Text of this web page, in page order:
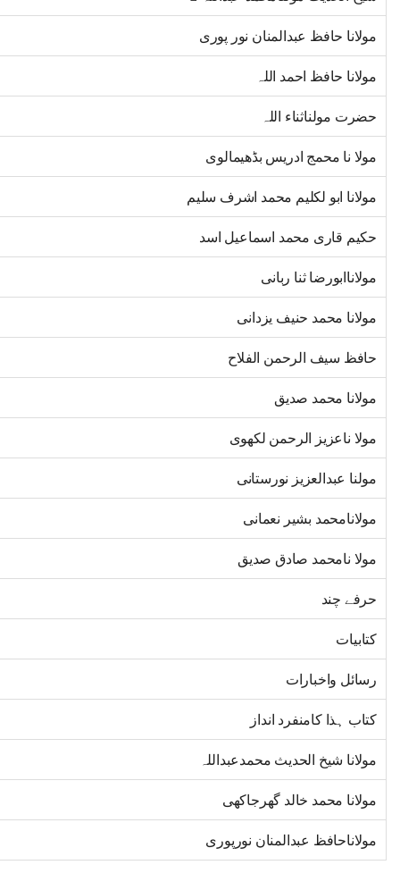
مولانا حافظ عبدالمنان نور پوری
مولانا حافظ احمد اللہ
حضرت مولناثناء اللہ
مولا نا محمج ادریس بڈھیمالوی
مولانا ابو لکلیم محمد اشرف سلیم
حکیم قاری محمد اسماعیل اسد
مولاناابورضا ثنا ربانی
مولانا محمد حنیف یزدانی
حافظ سیف الرحمن الفلاح
مولانا محمد صدیق
مولا ناعزیز الرحمن لکھوی
مولنا عبدالعزیز نورستانی
مولانامحمد بشیر نعمانی
مولا نامحمد صادق صدیق
حرفے چند
کتابیات
رسائل واخبارات
کتاب ہذا کامنفرد انداز
مولانا شیخ الحدیث محمدعبداللہ
مولانا محمد خالد گھرجاکھی
مولاناحافظ عبدالمنان نورپوری